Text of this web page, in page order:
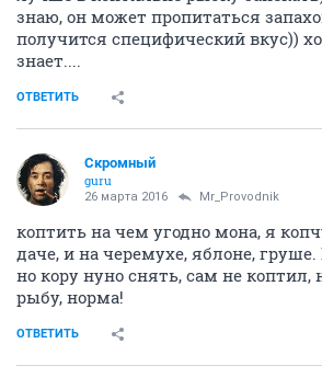
знаю, он может пропитаться
получится специфический вкус))
знает....
ОТВЕТИТЬ
Скромный
guru
26 марта 2016 Mr_Provodnik
коптить на чем угодно мона, я
даче, и на черемухе, яблоне,
но кору нуно снять, сам не коптил,
рыбу, норма!
ОТВЕТИТЬ